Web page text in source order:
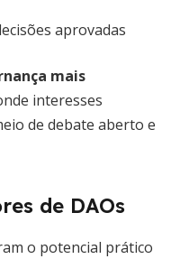
aprovadas
mais
interesses
de debate aberto e
de DAOs
o potencial prático